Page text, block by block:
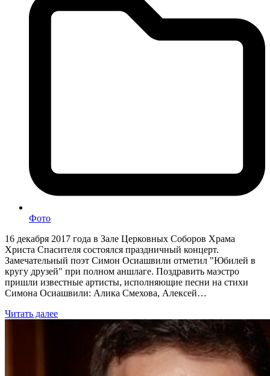
Фото
16 декабря 2017 года в Зале Церковных Соборов Храма
Христа Спасителя состоялся праздничный концерт.
Замечательный поэт Симон Осиашвили отметил "Юбилей в
кругу друзей" при полном аншлаге. Поздравить маэстро
пришли известные артисты, исполняющие песни на стихи
Симона Осиашвили: Алика Смехова, Алексей…
Читать далее